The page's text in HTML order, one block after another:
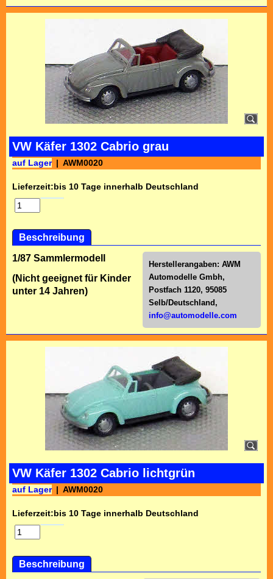
VW Käfer 1302 Cabrio grau
auf Lager AWM0020
Lieferzeit:bis 10 Tage innerhalb Deutschland
Beschreibung
Herstellerangaben: AWM
Automodelle Gmbh,
Postfach 1120, 95085
Selb/Deutschl and,
info@automodelle.com
1/87 Sammlermodell
(Nicht geeignet für Kinder
unter 14 Jahren)
VW Käfer 1302 Cabrio lichtgrün
auf Lager AWM0020
Lieferzeit:bis 10 Tage innerhalb Deutschland
Beschreibung